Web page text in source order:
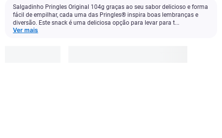
Salgadinho Pringles Original 104g graças ao seu sabor delicioso e forma
fácil de empilhar, cada uma das Pringles® inspira boas lembranças e
diversão. Este snack é uma deliciosa opção para levar para t...
Ver mais